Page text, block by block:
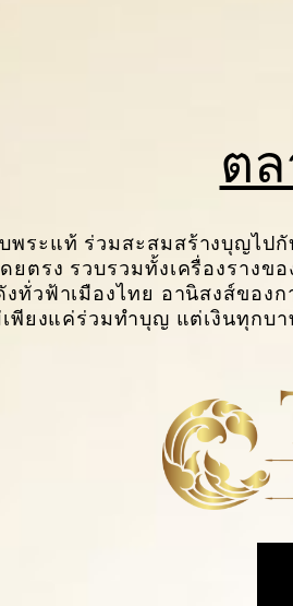
ต
พระแท้ ร่วมสะสมสร้างบุญไปกั
ยตรง รวบรวมทั้งเครื่องราง
งทั่วฟ้าเมืองไทย อานิสงส์ของ
เพียงแค่ร่วมทำบุญ แต่เงินทุกบ